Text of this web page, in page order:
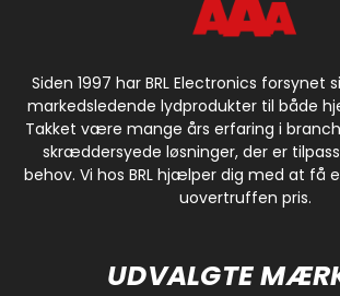
Siden 1997 har BRL Electronics forsynet
markedsledende lydprodukter til både
Takket være mange års erfaring i
skræddersyede løsninger, der er
behov. Vi hos BRL hjælper dig med at få
uovertruffen pris.
UDVALGTE